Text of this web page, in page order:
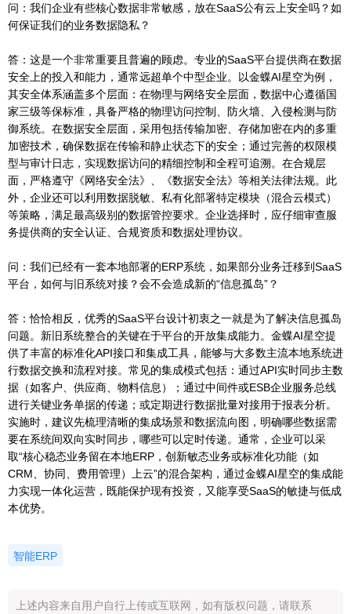
问：我们企业有些核心数据非常敏感，放在SaaS公有云上安全吗？如
何保证我们的业务数据隐私？
答：这是一个非常重要且普遍的顾虑。专业的SaaS平台提供商在数据
安全上的投入和能力，通常远超单个中型企业。以金蝶AI星空为例，
其安全体系涵盖多个层面：在物理与网络安全层面，数据中心遵循国
家三级等保标准，具备严格的物理访问控制、防火墙、入侵检测与防
御系统。在数据安全层面，采用包括传输加密、存储加密在内的多重
加密技术，确保数据在传输和静止状态下的安全；通过完善的权限模
型与审计日志，实现数据访问的精细控制和全程可追溯。在合规层
面，严格遵守《网络安全法》、《数据安全法》等相关法律法规。此
外，企业还可以利用数据脱敏、私有化部署特定模块（混合云模式）
等策略，满足最高级别的数据管控要求。企业选择时，应仔细审查服
务提供商的安全认证、合规资质和数据处理协议。
问：我们已经有一套本地部署的ERP系统，如果部分业务迁移到SaaS
平台，如何与旧系统对接？会不会造成新的“信息孤岛”？
答：恰恰相反，优秀的SaaS平台设计初衷之一就是为了解决信息孤岛
问题。新旧系统整合的关键在于平台的开放集成能力。金蝶AI星空提
供了丰富的标准化API接口和集成工具，能够与大多数主流本地系统进
行数据交换和流程对接。常见的集成模式包括：通过API实时同步主数
据（如客户、供应商、物料信息）；通过中间件或ESB企业服务总线
进行关键业务单据的传递；或定期进行数据批量对接用于报表分析。
实施时，建议先梳理清晰的集成场景和数据流向图，明确哪些数据需
要在系统间双向实时同步，哪些可以定时传递。通常，企业可以采
取“核心稳态业务留在本地ERP，创新敏态业务或标准化功能（如
CRM、协同、费用管理）上云”的混合架构，通过金蝶AI星空的集成能
力实现一体化运营，既能保护现有投资，又能享受SaaS的敏捷与低成
本优势。
智能ERP
上述内容来自用户自行上传或互联网，如有版权问题，请联系